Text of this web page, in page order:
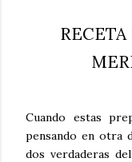
Cuando estas
pensando en otra
dos verdaderas